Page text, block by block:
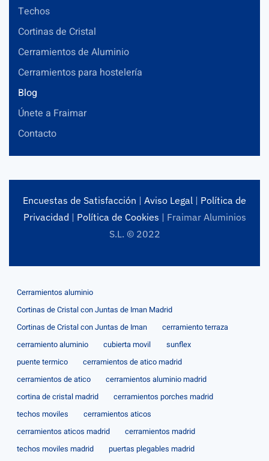
Techos
Cortinas de Cristal
Cerramientos de Aluminio
Cerramientos para hostelería
Blog
Únete a Fraimar
Contacto
Encuestas de Satisfacción | Aviso Legal | Política de
Privacidad | Política de Cookies | Fraimar Aluminios
S.L. © 2022
Cerramientos aluminio
Cortinas de Cristal con Juntas de Iman Madrid
Cortinas de Cristal con Juntas de Iman
cerramiento terraza
cerramiento aluminio
cubierta movil
sunflex
puente termico
cerramientos de atico madrid
cerramientos de atico
cerramientos aluminio madrid
cortina de cristal madrid
cerramientos porches madrid
techos moviles
cerramientos aticos
cerramientos aticos madrid
cerramientos madrid
techos moviles madrid
puertas plegables madrid